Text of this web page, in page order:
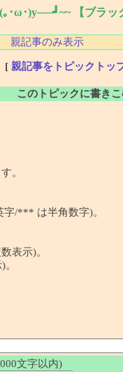
･ω･)y──┛~~ 【ブラッ
親記事のみ表示
[ 親記事をトピックトッ
このトピックに書き
。
/*** は半角数字)。
表示)。
文字以内)